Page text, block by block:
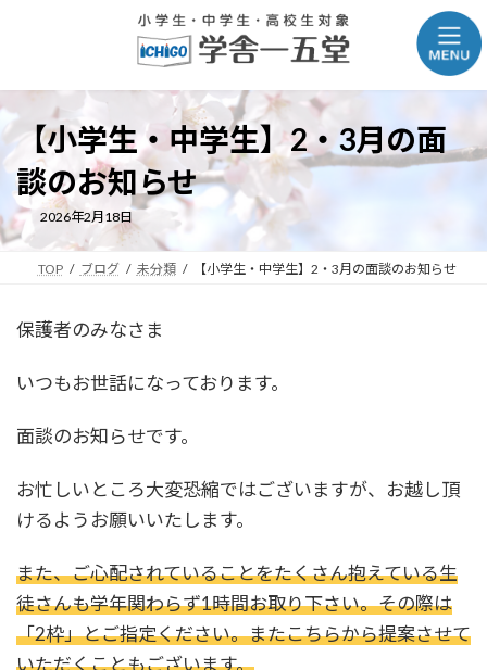
ン
ツ
へ
ス
キ
ッ
ー
シ
ョ
ン
に
移
【小学生・中学生】2・3月の面
談のお知らせ
2026年2月18日
TOP ブログ 未分類 【小学生・中学生】2・3月の面談のお知らせ
保護者のみなさま
いつもお世話になっております。
面談のお知らせです。
お忙しいところ大変恐縮ではございますが、お越し頂
けるようお願いいたします。
また、ご心配されていることをたくさん抱えている生
徒さんも学年関わらず1時間お取り下さい。その際は
「2枠」とご指定ください。またこちらから提案させて
いただくこともございます。